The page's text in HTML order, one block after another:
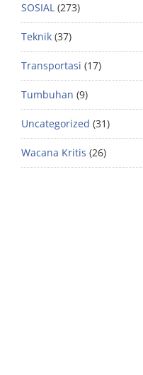
SOSIAL (273)
Teknik (37)
Transportasi (17)
Tumbuhan (9)
Uncategorized (31)
Wacana Kritis (26)